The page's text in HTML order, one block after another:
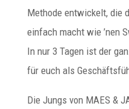
Methode entwickelt, die
einfach macht wie ’nen
In nur 3 Tagen ist der
für euch als
Die Jungs von MAES &